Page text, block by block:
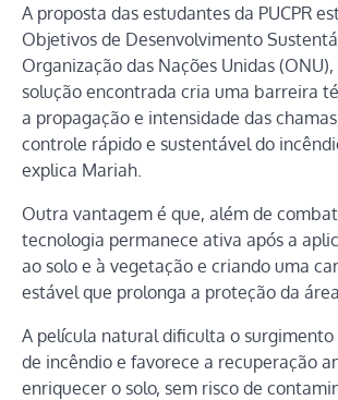
A proposta das estudantes da PUCPR
Objetivos de Desenvolvimento
Organização das Nações Unidas
solução encontrada cria uma barreira
a propagação e intensidade das
controle rápido e sustentável do
explica Mariah.
Outra vantagem é que, além de
tecnologia permanece ativa após a
ao solo e à vegetação e criando uma
estável que prolonga a proteção da área.
A película natural dificulta o surgimento
de incêndio e favorece a recuperação
enriquecer o solo, sem risco de